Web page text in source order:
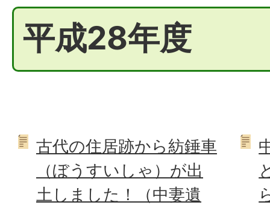
平成28年度
古代の住居跡から紡錘車
（ぼうすいしゃ）が出
土しました！（中妻遺